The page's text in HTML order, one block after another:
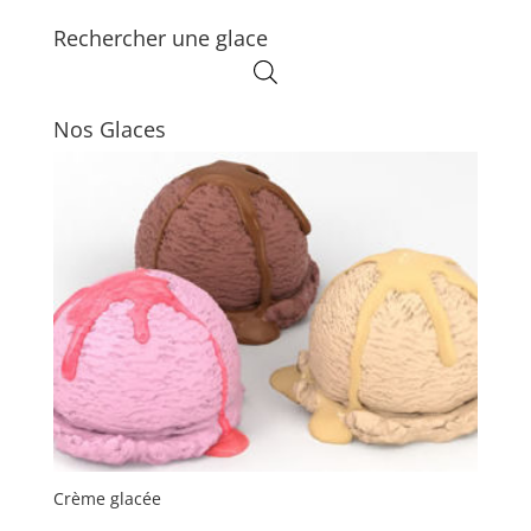
Rechercher une glace
Nos Glaces
Crème glacée